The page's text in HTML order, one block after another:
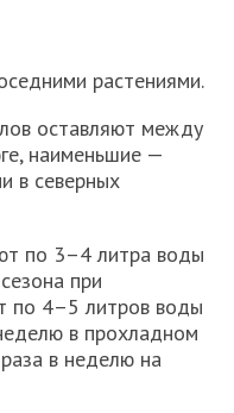
растениями.
оставляют между
наименьшие —
в северных
по 3–4 литра воды
при
по 4–5 литров воды
в прохладном
в неделю на